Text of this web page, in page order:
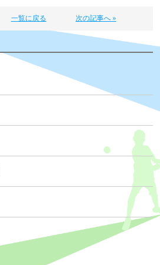
一覧に戻る 次の記事へ »